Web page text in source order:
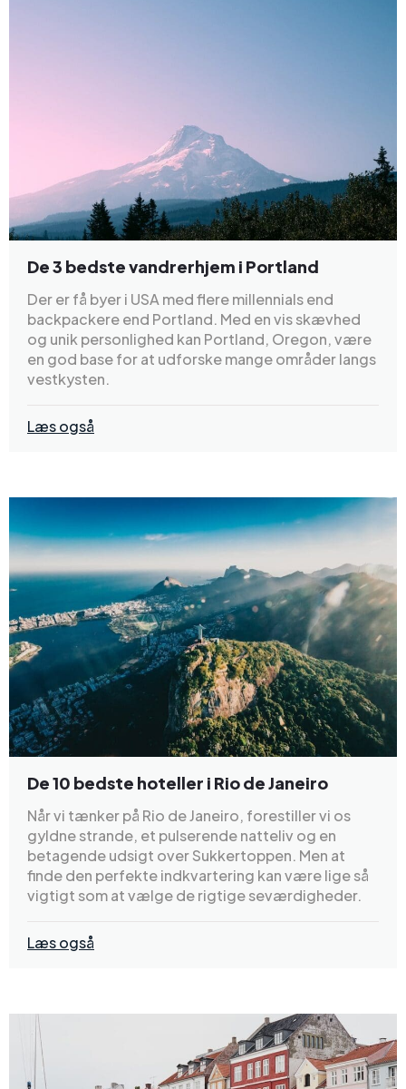
De 3 bedste vandrerhjem i Portland
Der er få byer i USA med flere millennials end
backpackere end Portland. Med en vis skævhed
og unik personlighed kan Portland, Oregon, være
en god base for at udforske mange områder langs
vestkysten.
Læs også
De 10 bedste hoteller i Rio de Janeiro
Når vi tænker på Rio de Janeiro, forestiller vi os
gyldne strande, et pulserende natteliv og en
betagende udsigt over Sukkertoppen. Men at
finde den perfekte indkvartering kan være lige så
vigtigt som at vælge de rigtige seværdigheder.
Læs også